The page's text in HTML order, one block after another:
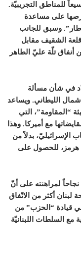
للمناطق التجريبيّة.
على مساعدة
وسبق للجانب
الشقيف مقابل
تلّة عليّ الطاهر
في شأن مسألة
الليطاني. ويساعد
“المقاومة”، التي
مع أميركا. وهذا
الإسرائيليّ، بدلاً من
هرمز، للحصول على
لمراهنته على أنّ
لبنان أكثر من الاتّفاق
في قيادة “الحزب” من
السلطات اللبنانيّة